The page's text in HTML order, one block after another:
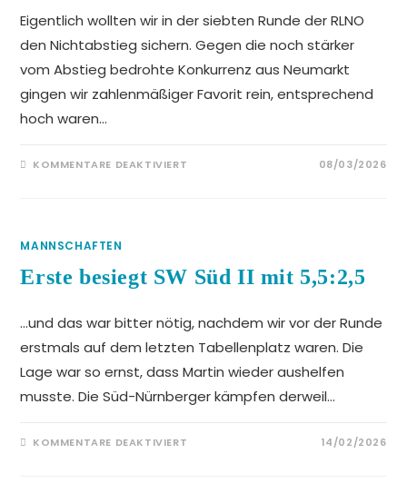
Eigentlich wollten wir in der siebten Runde der RLNO
den Nichtabstieg sichern. Gegen die noch stärker
vom Abstieg bedrohte Konkurrenz aus Neumarkt
gingen wir zahlenmäßiger Favorit rein, entsprechend
hoch waren…
KOMMENTARE DEAKTIVIERT 08/03/2026
MANNSCHAFTEN
Erste besiegt SW Süd II mit 5,5:2,5
…und das war bitter nötig, nachdem wir vor der Runde
erstmals auf dem letzten Tabellenplatz waren. Die
Lage war so ernst, dass Martin wieder aushelfen
musste. Die Süd-Nürnberger kämpfen derweil…
KOMMENTARE DEAKTIVIERT 14/02/2026